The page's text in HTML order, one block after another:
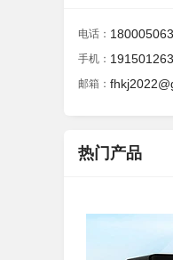
电话：
手机：
邮箱：
热门产品